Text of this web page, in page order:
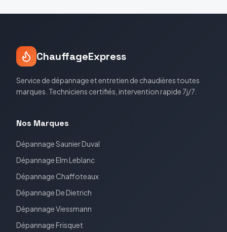
ChauffageExpress
Service de dépannage et entretien de chaudières toutes
marques. Techniciens certifiés, intervention rapide 7j/7.
Nos Marques
DépannageSaunier Duval
DépannageElm Leblanc
Dépannage Chaffoteaux
DépannageDe Dietrich
DépannageViessmann
DépannageFrisquet